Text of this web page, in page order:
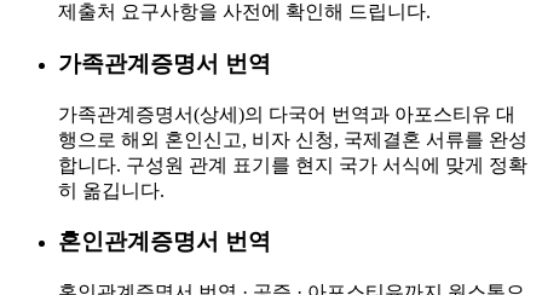
제출처 요구사항을 사전에 확인해 드립니다.
가족관계증명서 번역
가족관계증명서(상세)의 다국어 번역과 아포스티유 대
행으로 해외 혼인신고, 비자 신청, 국제결혼 서류를 완성
합니다. 구성원 관계 표기를 현지 국가 서식에 맞게 정확
히 옮깁니다.
혼인관계증명서 번역